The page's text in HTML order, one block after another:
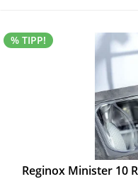
% TIPP!
Reginox Minister 10